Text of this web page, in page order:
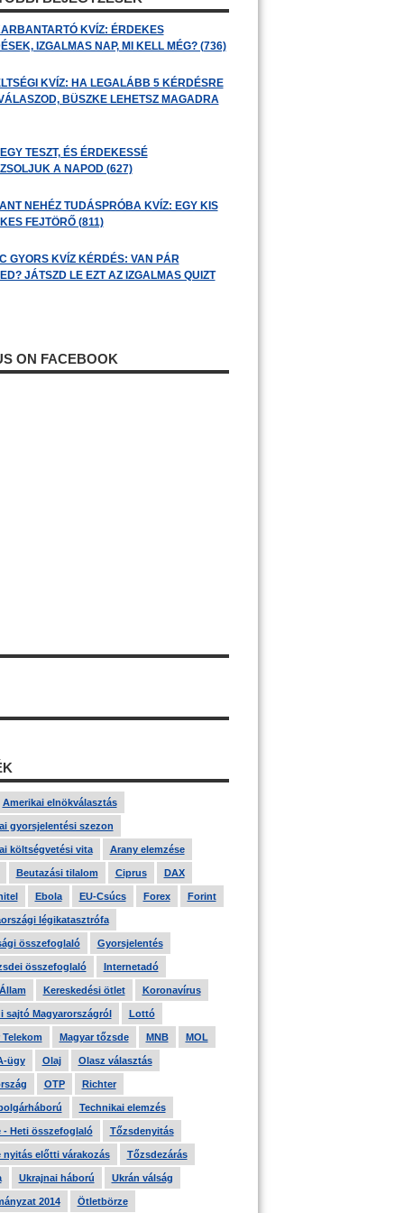
KVÍZ: ÉRDEKES
IZGALMAS NAP, MI KELL MÉG? (736)
KVÍZ: HA LEGALÁBB 5 KÉRDÉSRE
BÜSZKE LEHETSZ MAGADRA
TESZT, ÉS ÉRDEKESSÉ
A NAPOD (627)
NEHÉZ TUDÁSPRÓBA KVÍZ: EGY KIS
FEJTÖRŐ (811)
GYORS KVÍZ KÉRDÉS: VAN PÁR
JÁTSZD LE EZT AZ IZGALMAS QUIZT
ON FACEBOOK
Amerikai elnökválasztás
gyorsjelentési szezon
költségvetési vita Arany elemzése
Beutazási tilalom Ciprus DAX
Ebola EU-Csúcs Forex Forint
légikatasztrófa
összefoglaló Gyorsjelentés
összefoglaló Internetadó
Kereskedési ötlet Koronavírus
sajtó Magyarországról Lottó
Telekom Magyar tőzsde MNB MOL
ügy Olaj Olasz választás
OTP Richter
Technikai elemzés
- Heti összefoglaló Tőzsdenyitás
nyitás előtti várakozás Tőzsdezárás
Ukrajnai háború Ukrán válság
2014 Ötletbörze